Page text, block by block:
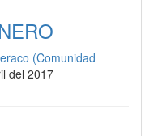
(Comunidad
del 2017